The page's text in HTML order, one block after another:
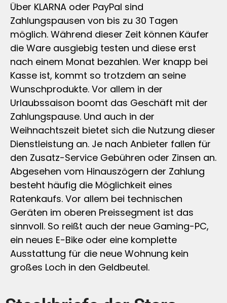
Über KLARNA oder PayPal sind
Zahlungspausen von bis zu 30 Tagen
möglich. Während dieser Zeit können Käufer
die Ware ausgiebig testen und diese erst
nach einem Monat bezahlen. Wer knapp bei
Kasse ist, kommt so trotzdem an seine
Wunschprodukte. Vor allem in der
Urlaubssaison boomt das Geschäft mit der
Zahlungspause. Und auch in der
Weihnachtszeit bietet sich die Nutzung dieser
Dienstleistung an. Je nach Anbieter fallen für
den Zusatz-Service Gebühren oder Zinsen an.
Abgesehen vom Hinauszögern der Zahlung
besteht häufig die Möglichkeit eines
Ratenkaufs. Vor allem bei technischen
Geräten im oberen Preissegment ist das
sinnvoll. So reißt auch der neue Gaming-PC,
ein neues E-Bike oder eine komplette
Ausstattung für die neue Wohnung kein
großes Loch in den Geldbeutel.